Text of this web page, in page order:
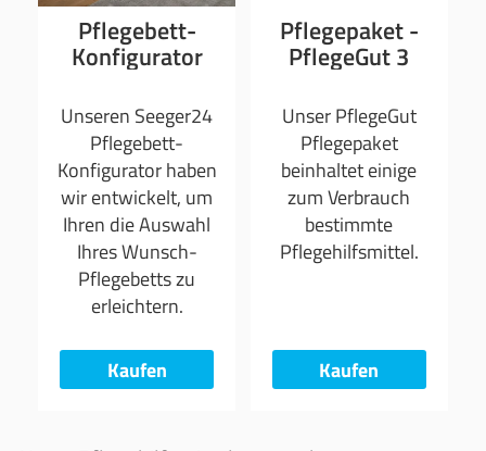
Pflegebett-
Konfigurator
Unseren Seeger24
Pflegebett-
Konfigurator haben
wir entwickelt, um
Ihren die Auswahl
Ihres Wunsch-
Pflegebetts zu
erleichtern.
Kaufen
Pflegepaket -
PflegeGut 3
Unser PflegeGut
Pflegepaket
beinhaltet einige
zum Verbrauch
bestimmte
Pflegehilfsmittel.
Kaufen